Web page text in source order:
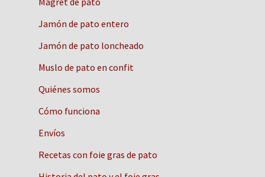
Jamón de pato entero
Jamón de pato loncheado
Muslo de pato en confit
Quiénes somos
Cómo funciona
Envíos
Recetas con foie gras de pato